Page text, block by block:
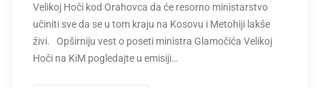
Velikoj Hoči kod Orahovca da će resorno ministarstvo
učiniti sve da se u tom kraju na Kosovu i Metohiji lakše
živi. Opširniju vest o poseti ministra Glamočića Velikoj
Hoči na KiM pogledajte u emisiji…